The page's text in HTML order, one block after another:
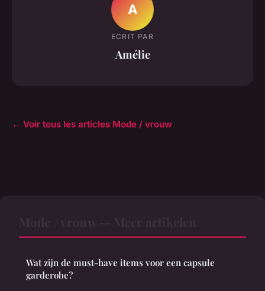
A
ECRIT PAR
Amélie
← Voir tous les articles Mode / vrouw
Wat zijn de must-have items voor een capsule
garderobe?